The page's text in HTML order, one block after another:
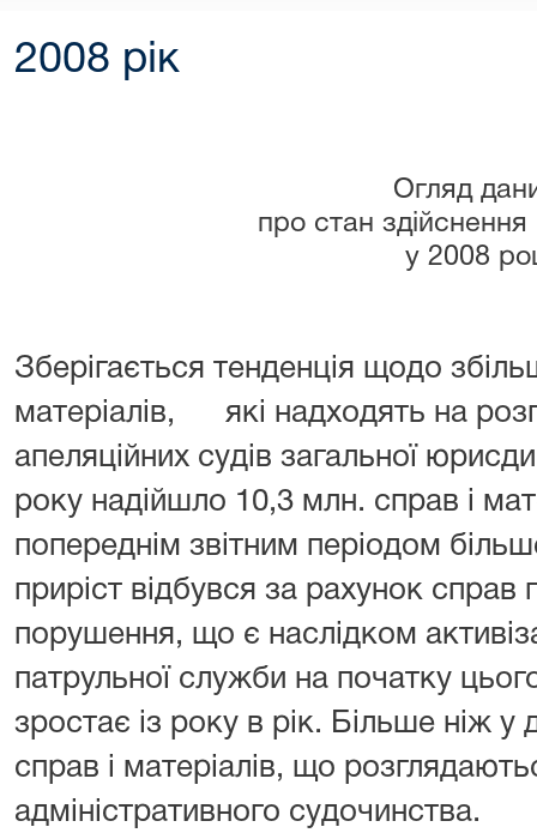
2008 рік
Огляд
про стан
у 2008
Зберігається тенденція щодо
матеріалів, які надходять на
апеляційних судів загальної
року надійшло 10,3 млн. справ і
попереднім звітним періодом
приріст відбувся за рахунок справ
порушення, що є наслідком
патрульної служби на початку
зростає із року в рік. Більше ніж у
справ і матеріалів, що
адміністративного судочинства.